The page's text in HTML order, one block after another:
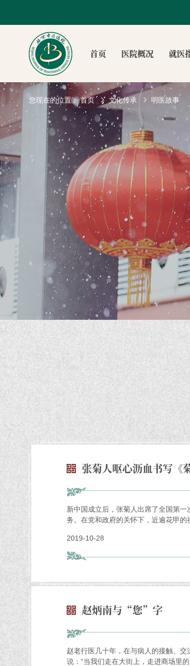
首页 医院概况 就医
您现在的位置：首页 文化传承 明医故事
张菊人呕心沥血书写《
新中国成立后，张菊人出席了全国第
务。在党和政府的关怀下，近逾花甲
2019-10-28
赵炳南与“您”字
赵老行医几十年，在与病人的接触、交
说：“当我们走在大街上，走进商场里